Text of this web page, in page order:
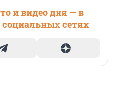
и видео дня — в
сетях